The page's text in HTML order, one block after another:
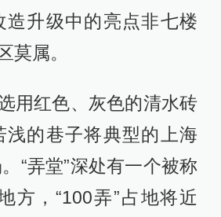
造升级中的亮点非七楼
莫属。
用红色、灰色的清水砖
浅的巷子将典型的上海
“弄堂”深处有一个被称
方，“100弄”占地将近